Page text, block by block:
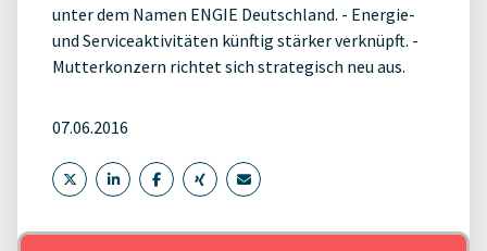
unter dem Namen ENGIE Deutschland. - Energie-
und Serviceaktivitäten künftig stärker verknüpft. -
Mutterkonzern richtet sich strategisch neu aus.
07.06.2016